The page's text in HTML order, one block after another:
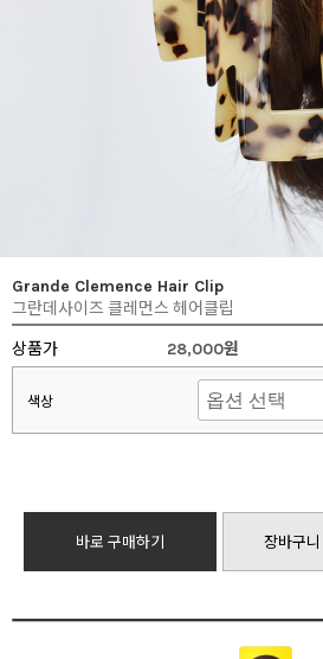
Grande Clemence Hair Clip
그란데사이즈 클레먼스 헤어클립
상품가
28,000원
색상
바로 구매하기 장바구니